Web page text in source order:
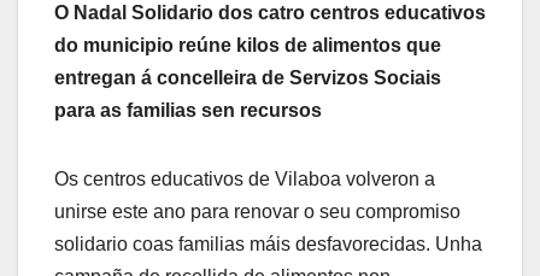
O Nadal Solidario dos catro centros educativos
do municipio reúne kilos de alimentos que
entregan á concelleira de Servizos Sociais
para as familias sen recursos
Os centros educativos de Vilaboa volveron a
unirse este ano para renovar o seu compromiso
solidario coas familias máis desfavorecidas. Unha